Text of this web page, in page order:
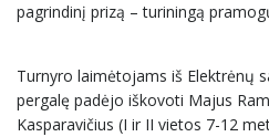
pagrindinį prizą – turiningą
Turnyro laimėtojams iš Elektrėnų
pergalę padėjo iškovoti Majus
Kasparavičius (I ir II vietos 7-12